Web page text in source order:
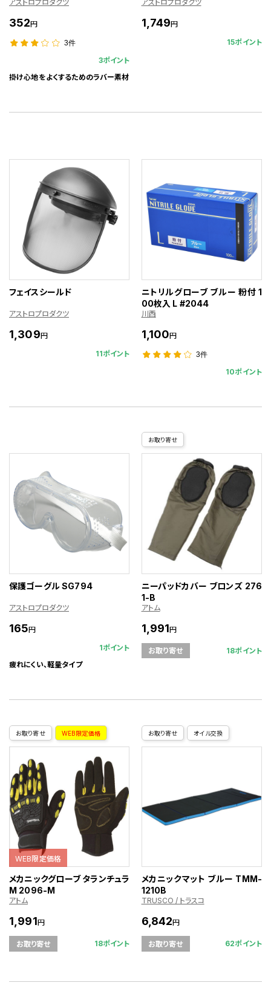
アストロプロダクツ
352円
3件
3ポイント
掛け心地をよくするためのラバー素材
アストロプロダクツ
1,749円
15ポイント
フェイスシールド
アストロプロダクツ
1,309円
11ポイント
ニトリルグローブ ブルー 粉付 1
00枚入 L #2044
川西
1,100円
3件
10ポイント
保護ゴーグル SG794
アストロプロダクツ
165円
1ポイント
疲れにくい、軽量タイプ
お取り寄せ
ニーパッドカバー ブロンズ 276
1-B
アトム
1,991円
お取り寄せ 18ポイント
お取り寄せ WEB限定価格
WEB限定価格
メカニックグローブ タランチュラ
М 2096-M
アトム
1,991円
お取り寄せ 18ポイント
お取り寄せ オイル交換
メカニックマット ブルー TMM-
1210B
TRUSCO / トラスコ
6,842円
お取り寄せ 62ポイント